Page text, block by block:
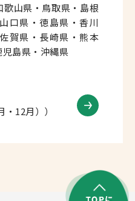
山県・鳥取県・島根
口県・徳島県・香川
賀県・長崎県・熊本
島県・沖縄県
12月））